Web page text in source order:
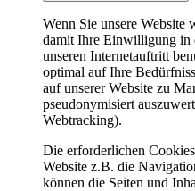
Wenn Sie unsere Website
damit Ihre Einwilligung in
unseren Internetauftritt
optimal auf Ihre
auf unserer Website zu
pseudonymisiert
Webtracking).
Die erforderlichen
Website z.B. die
können die Seiten und